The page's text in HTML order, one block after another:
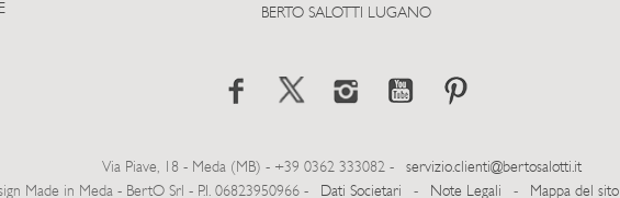
BERTO SALOTTI LUGANO
Via Piave, 18 - Meda (MB) - +39 0362 333082 -
servizio.clienti@bertosalotti.it
Made in Meda - BertO Srl - P.I. 06823950966 -
Dati Societari - Note Legali - Mappa del sito